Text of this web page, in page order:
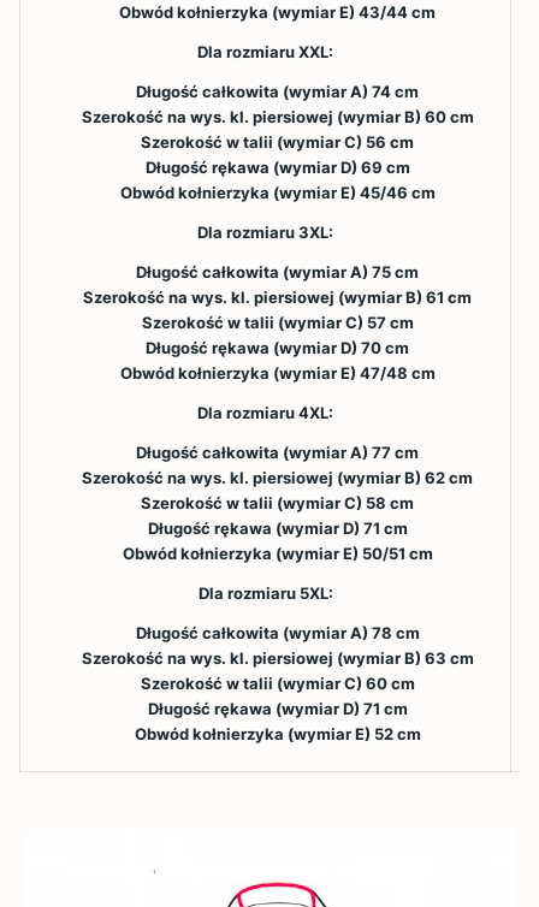
Obwód kołnierzyka (wymiar E) 43/44 cm
Dla rozmiaru XXL:
Długość całkowita (wymiar A) 74 cm
Szerokość na wys. kl. piersiowej (wymiar B) 60 cm
Szerokość w talii (wymiar C) 56 cm
Długość rękawa (wymiar D) 69 cm
Obwód kołnierzyka (wymiar E) 45/46 cm
Dla rozmiaru 3XL:
Długość całkowita (wymiar A) 75 cm
Szerokość na wys. kl. piersiowej (wymiar B) 61 cm
Szerokość w talii (wymiar C) 57 cm
Długość rękawa (wymiar D) 70 cm
Obwód kołnierzyka (wymiar E) 47/48 cm
Dla rozmiaru 4XL:
Długość całkowita (wymiar A) 77 cm
Szerokość na wys. kl. piersiowej (wymiar B) 62 cm
Szerokość w talii (wymiar C) 58 cm
Długość rękawa (wymiar D) 71 cm
Obwód kołnierzyka (wymiar E) 50/51 cm
Dla rozmiaru 5XL:
Długość całkowita (wymiar A) 78 cm
Szerokość na wys. kl. piersiowej (wymiar B) 63 cm
Szerokość w talii (wymiar C) 60 cm
Długość rękawa (wymiar D) 71 cm
Obwód kołnierzyka (wymiar E) 52 cm